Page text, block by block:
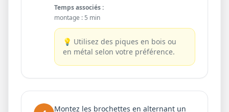
Temps associés :
montage : 5 min
💡 Utilisez des piques en bois ou
en métal selon votre préférence.
Montez les brochettes en alternant un